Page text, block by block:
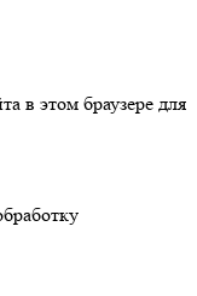
в этом браузере для